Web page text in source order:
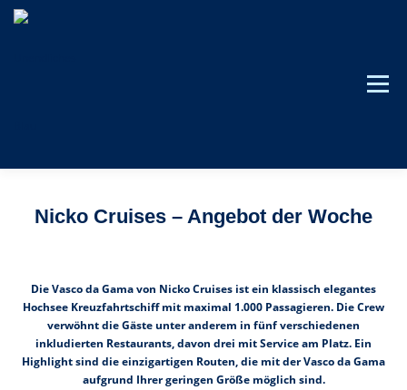
Zum
Inhalt
Menü
Ab Deutschland Angebote & Tipps
Services
Nicko Cruises – Angebot der Woche
Die Vasco da Gama von Nicko Cruises ist ein klassisch elegantes
Hochsee Kreuzfahrtschiff mit maximal 1.000 Passagieren. Die Crew
verwöhnt die Gäste unter anderem in fünf verschiedenen
inkludierten Restaurants, davon drei mit Service am Platz. Ein
Highlight sind die einzigartigen Routen, die mit der Vasco da Gama
aufgrund Ihrer geringen Größe möglich sind.